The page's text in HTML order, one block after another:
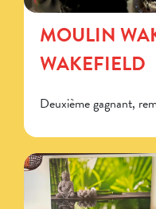
MOULIN
WAKEFIELD
Deuxième gagnant,